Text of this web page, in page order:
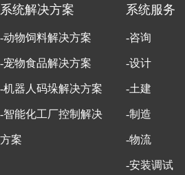
系统解决方案
-动物饲料解决方案
-宠物食品解决方案
-机器人码垛解决方案
-智能化工厂控制解决
方案
系统服务
-咨询
-设计
-土建
-制造
-物流
-安装调试